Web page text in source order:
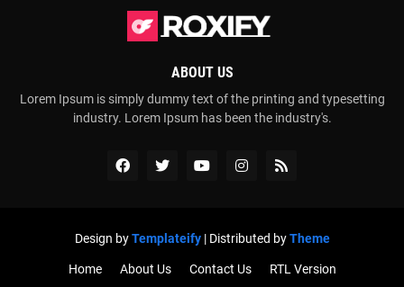
ABOUT US
Lorem Ipsum is simply dummy text of the printing and typesetting
industry. Lorem Ipsum has been the industry's.
Design byTemplateify| Distributed byTheme
Home About Us Contact Us RTL Version